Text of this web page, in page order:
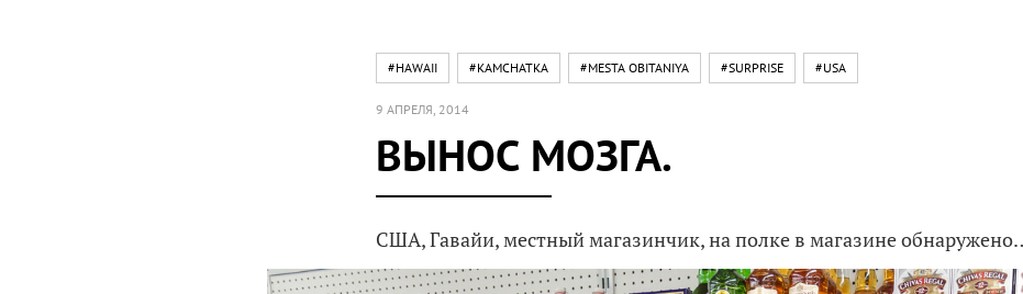
#HAWAII #KAMCHATKA #MESTA OBITANIYA #SURPRISE #USA
9 АПРЕЛЯ, 2014
ВЫНОС МОЗГА.
США, Гавайи, местный магазинчик, на полке в магазине